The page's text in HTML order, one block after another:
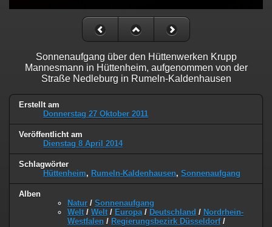
Sonnenaufgang über den Hüttenwerken Krupp
Mannesmann in Hüttenheim, aufgenommen von der
Straße Nedleburg in Rumeln-Kaldenhausen
Erstellt am
Donnerstag 27 Oktober 2011
Veröffentlicht am
Dienstag 8 April 2014
Schlagwörter
Hüttenheim, Rumeln-Kaldenhausen, Sonnenaufgang
Alben
Natur / Sonnenaufgang
Welt / Welt / Europa / Deutschland / Nordrhein-
Westfalen / Regierungsbezirk Düsseldorf/